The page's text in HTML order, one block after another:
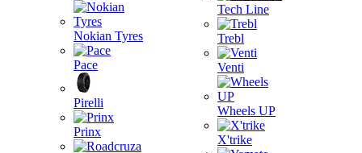
Nokian Tyres
Pace
Pirelli
Prinx
Tech Line
Trebl
Venti
Wheels UP
X'trike